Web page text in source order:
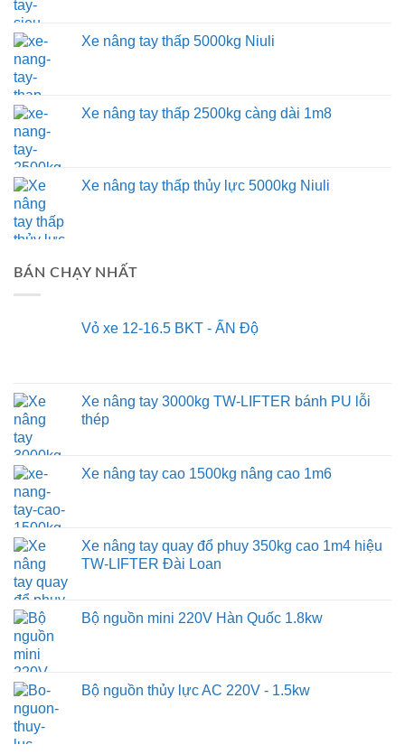
Xe nâng tay thấp 5000kg Niuli
Xe nâng tay thấp 2500kg càng dài 1m8
Xe nâng tay thấp thủy lực 5000kg Niuli
BÁN CHẠY NHẤT
Vỏ xe 12-16.5 BKT - ẤN Độ
Xe nâng tay 3000kg TW-LIFTER bánh PU lỗi
thép
Xe nâng tay cao 1500kg nâng cao 1m6
Xe nâng tay quay đổ phuy 350kg cao 1m4 hiệu
TW-LIFTER Đài Loan
Bộ nguồn mini 220V Hàn Quốc 1.8kw
Bộ nguồn thủy lực AC 220V - 1.5kw